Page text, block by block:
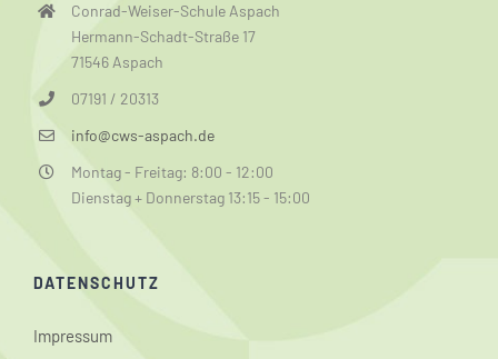
Conrad-Weiser-Schule Aspach
Hermann-Schadt-Straße 17
71546 Aspach
07191 / 20313
info@cws-aspach.de
Montag - Freitag: 8:00 - 12:00
Dienstag + Donnerstag 13:15 - 15:00
DATENSCHUTZ
Impressum